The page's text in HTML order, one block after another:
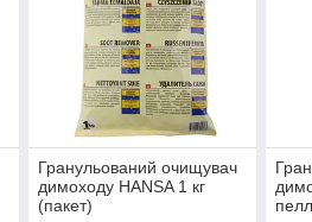
Гранульований очищувач
димоходу HANSA 1 кг
(пакет)